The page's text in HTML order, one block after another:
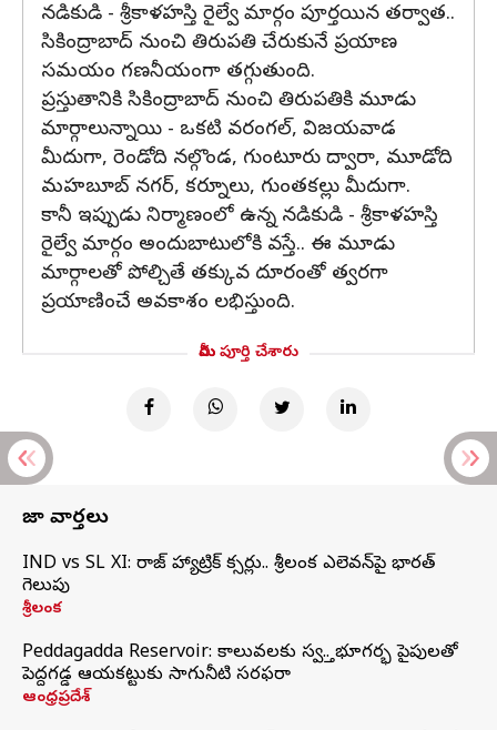
నడికుడి - శ్రీకాళహస్తి రైల్వే మార్గం పూర్తయిన తర్వాత..
సికింద్రాబాద్ నుంచి తిరుపతి చేరుకునే ప్రయాణ
సమయం గణనీయంగా తగ్గుతుంది.
ప్రస్తుతానికి సికింద్రాబాద్ నుంచి తిరుపతికి మూడు
మార్గాలున్నాయి - ఒకటి వరంగల్, విజయవాడ
మీదుగా, రెండోది నల్గొండ, గుంటూరు ద్వారా, మూడోది
మహబూబ్ నగర్, కర్నూలు, గుంతకల్లు మీదుగా.
కానీ ఇప్పుడు నిర్మాణంలో ఉన్న నడికుడి - శ్రీకాళహస్తి
రైల్వే మార్గం అందుబాటులోకి వస్తే.. ఈ మూడు
మార్గాలతో పోల్చితే తక్కువ దూరంతో త్వరగా
ప్రయాణించే అవకాశం లభిస్తుంది.
మీరు పూర్తి చేశారు
తాజా వార్తలు
IND vs SL XI: సిరాజ్‌ హ్యాట్రిక్‌ సిక్సర్లు.. శ్రీలంక ఎలెవన్‌పై భారత్‌
గెలుపు
శ్రీలంక
Peddagadda Reservoir: కాలువలకు స్వస్తి.. భూగర్భ పైపులతో
పెద్దగడ్డ ఆయకట్టుకు సాగునీటి సరఫరా
ఆంధ్రప్రదేశ్